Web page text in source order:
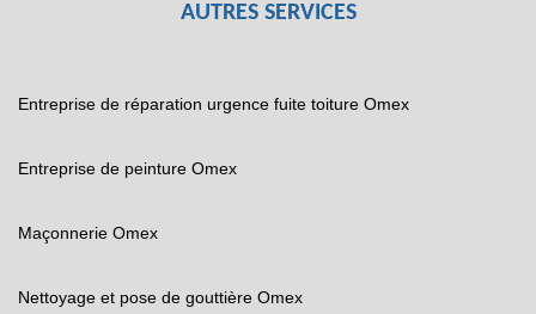
AUTRES SERVICES
Entreprise de réparation urgence fuite toiture Omex
Entreprise de peinture Omex
Maçonnerie Omex
Nettoyage et pose de gouttière Omex